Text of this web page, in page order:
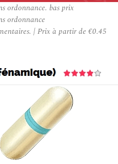
ordonnance. bas prix
ordonnance
|Prix à partir de €0.45